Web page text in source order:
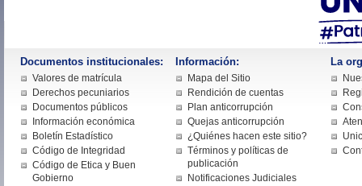
Documentos institucionales:
Valores de matrícula
Derechos pecuniarios
Documentos públicos
Información económica
Boletín Estadístico
Código de Integridad
Código de Etica y Buen
Gobierno
Información:
Mapa del Sitio
Rendición de cuentas
Plan anticorrupción
Quejas anticorrupción
¿Quiénes hacen este sitio?
Términos y políticas de
publicación
Notificaciones Judiciales
La